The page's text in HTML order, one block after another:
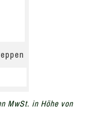
MwSt. in Höhe von